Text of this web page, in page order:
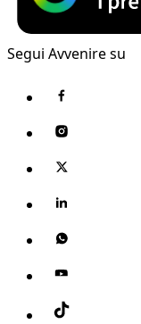
Segui Avvenire su